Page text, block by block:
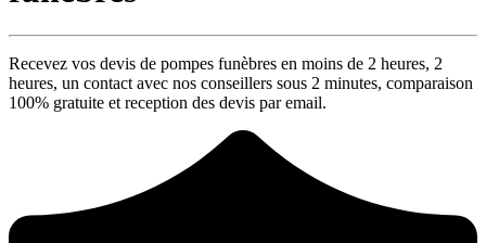
Recevez vos devis de pompes funèbres en moins de 2 heures, 2
heures, un contact avec nos conseillers sous 2 minutes, comparaison
100% gratuite et reception des devis par email.